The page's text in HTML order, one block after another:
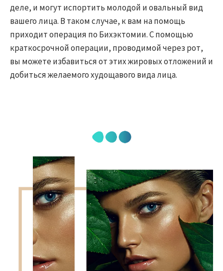
деле, и могут испортить молодой и овальный вид
вашего лица. В таком случае, к вам на помощь
приходит операция по Бихэктомии. С помощью
краткосрочной операции, проводимой через рот,
вы можете избавиться от этих жировых отложений и
добиться желаемого худощавого вида лица.